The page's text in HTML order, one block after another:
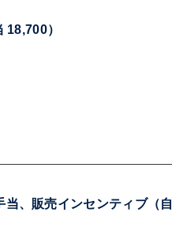
）
、販売インセンティブ（自